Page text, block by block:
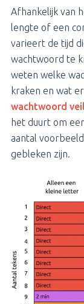
Afhankelijk van
lengte of een
varieert de tijd
wachtwoord te
weten welke
kraken en wat
wachtwoord
het duurt om
aantal
gebleken zijn.